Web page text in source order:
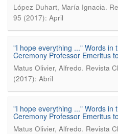
López Duhart, María Ignacia.
95 (2017): April
"I hope everything ..." Words in
Ceremony Professor Emeritus
Matus Olivier, Alfredo. Revista
(2017): Abril
"I hope everything ..." Words in
Ceremony Professor Emeritus
Matus Olivier, Alfredo. Revista